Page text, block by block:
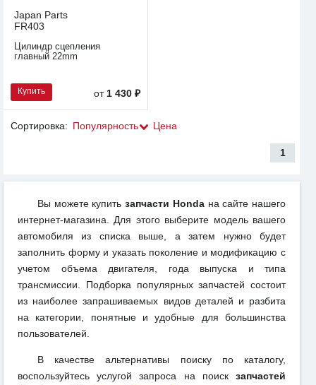
Japan Parts
FR403
Цилиндр сцепления
главный 22mm
Купить от 1 430 ₽
Сортировка: Популярность Цена
1
Вы можете купитьзапчасти Hondaна сайте нашего
интернет-магазина. Для этого выберите модель вашего
автомобиля из списка выше, а затем нужно будет
заполнить форму и указать поколение и модификацию с
учетом объема двигателя, года выпуска и типа
трансмиссии. Подборка популярных запчастей состоит
из наиболее запрашиваемых видов деталей и разбита
на категории, понятные и удобные для большинства
пользователей.
В качестве альтернативы поиску по каталогу,
воспользуйтесь услугой запроса на поиск запчастей